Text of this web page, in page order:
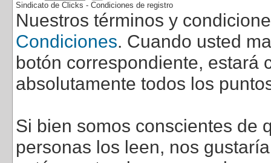
Sindicato de Clicks - Condiciones de registro
Nuestros términos y
Condiciones. Cuando usted
botón correspondiente, estará
absolutamente todos los
Si bien somos conscientes de
personas los leen, nos